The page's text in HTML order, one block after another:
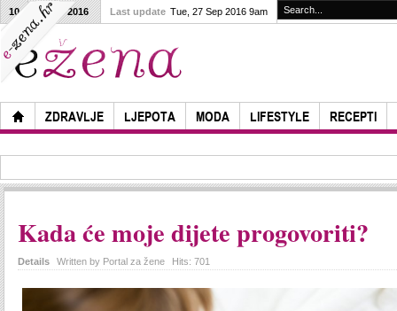
ZDRAVLJE LJEPOTA MODA LIFESTYLE RECEPTI
10 25 2016 Last update Tue, 27 Sep 2016 9am
Kada će moje dijete progovoriti?
Details Written by Portal za žene Hits: 701